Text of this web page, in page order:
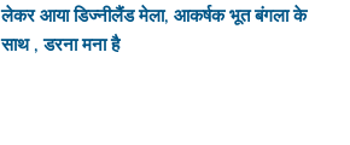
लेकर आया डिज्नीलैंड मेला, आकर्षक भूत बंगला के
साथ , डरना मना है